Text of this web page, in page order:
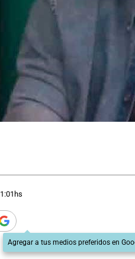
1:01hs
Agregar a tus medios preferidos en